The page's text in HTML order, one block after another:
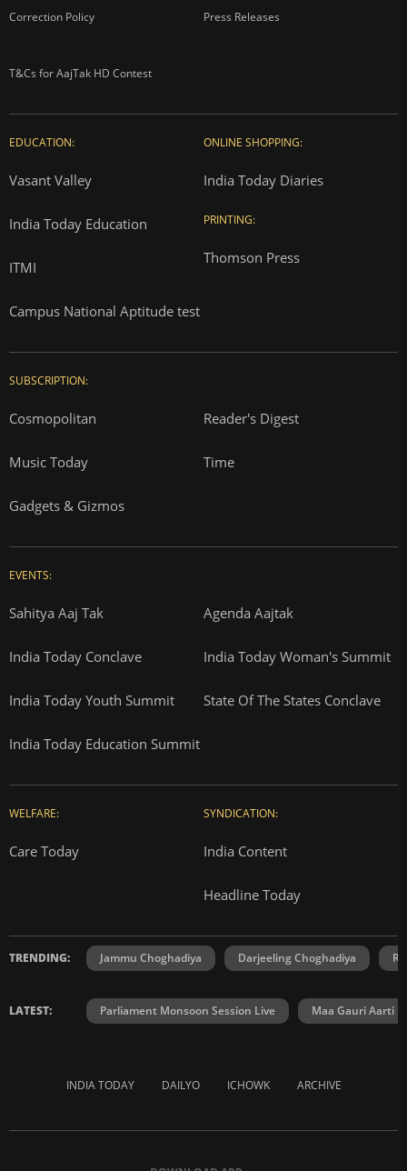
Correction Policy Press Releases
T&Cs for AajTak HD Contest
EDUCATION:
Vasant Valley
India Today Education
ITMI
Campus National Aptitude test
ONLINE SHOPPING:
India Today Diaries
PRINTING:
Thomson Press
SUBSCRIPTION:
Cosmopolitan Reader's Digest
Music Today Time
Gadgets & Gizmos
EVENTS:
Sahitya Aaj Tak Agenda Aajtak
India Today Conclave India Today Woman's Summit
India Today Youth Summit State Of The States Conclave
India Today Education Summit
WELFARE:
Care Today
SYNDICATION:
India Content
Headline Today
TRENDING: Jammu Choghadiya Darjeeling Choghadiya
LATEST: Parliament Monsoon Session Live Maa Gauri Aarti
INDIA TODAY DAILYO ICHOWK ARCHIVE